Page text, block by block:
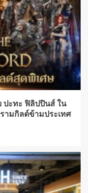
ปะทะ ฟิลิปปินส์ ใน
ามกิลด์ข้ามประเทศ